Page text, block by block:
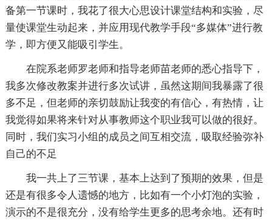
备第一节课时，我花了很大心思设计课堂结构和实验，尽
量使课堂生动起来，并应用现代教学手段“多媒体”进行教
学，即方便又能吸引学生。
在院系老师罗老师和指导老师苗老师的悉心指导下，
我多次修改教案并进行多次试讲，虽然这期间我暴露了很
多不足，但老师的亲切鼓励让我变的有信心，有热情，让
我觉得如果将来针对从事教师这个职业我可以做的很好。
同时，我们实习小组的成员之间互相交流，吸取经验弥补
自己的不足
我一共上了三节课，基本上达到了预期的效果，但是
还是有很多令人遗憾的地方，比如有一个小灯泡的实验，
演示的不是很充分，没有给学生更多的思考余地。还有时